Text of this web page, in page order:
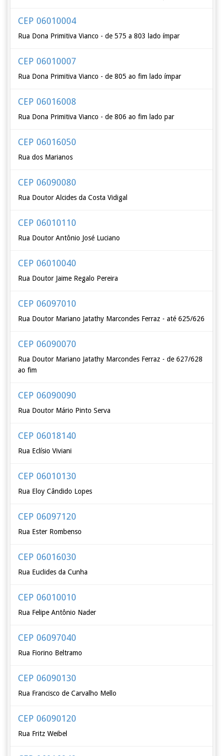
CEP 06010004
Rua Dona Primitiva Vianco - de 575 a 803 lado ímpar
CEP 06010007
Rua Dona Primitiva Vianco - de 805 ao fim lado ímpar
CEP 06016008
Rua Dona Primitiva Vianco - de 806 ao fim lado par
CEP 06016050
Rua dos Marianos
CEP 06090080
Rua Doutor Alcides da Costa Vidigal
CEP 06010110
Rua Doutor Antônio José Luciano
CEP 06010040
Rua Doutor Jaime Regalo Pereira
CEP 06097010
Rua Doutor Mariano Jatathy Marcondes Ferraz - até 625/626
CEP 06090070
Rua Doutor Mariano Jatathy Marcondes Ferraz - de 627/628
ao fim
CEP 06090090
Rua Doutor Mário Pinto Serva
CEP 06018140
Rua Eclísio Viviani
CEP 06010130
Rua Eloy Cândido Lopes
CEP 06097120
Rua Ester Rombenso
CEP 06016030
Rua Euclides da Cunha
CEP 06010010
Rua Felipe Antônio Nader
CEP 06097040
Rua Fiorino Beltramo
CEP 06090130
Rua Francisco de Carvalho Mello
CEP 06090120
Rua Fritz Weibel